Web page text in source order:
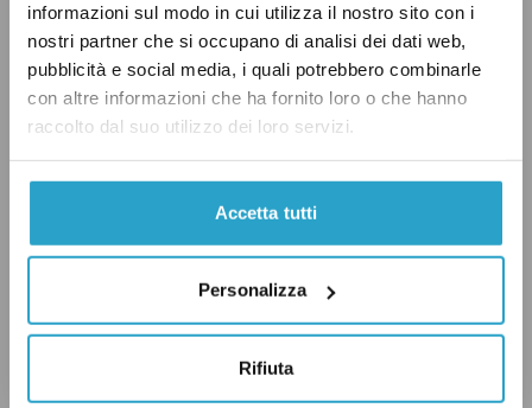
informazioni sul modo in cui utilizza il nostro sito con i
nostri partner che si occupano di analisi dei dati web,
pubblicità e social media, i quali potrebbero combinarle
con altre informazioni che ha fornito loro o che hanno
raccolto dal suo utilizzo dei loro servizi.
Accetta tutti
Personalizza
Rifiuta
assicurare la terzietà dei magistrati, nonché
l’immagine di estraneità agli interessi dei
partiti (art. 98, terzo comma, Cost.).
stabilire limitazioni al diritto d’iscriversi ai
partiti politici per i magistrati”. Dunque, come
ribadito dalla Corte, il legislatore poteva
imporre questo limite ai giudici.